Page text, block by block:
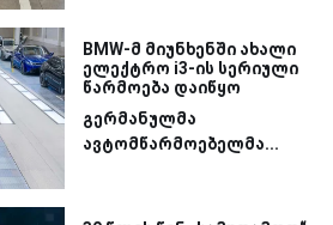
BMW-მ მიუნხენში ახალი
ელექტრო i3-ის სერიული
წარმოება დაიწყო
გერმანულმა
ავტომწარმოებელმა...